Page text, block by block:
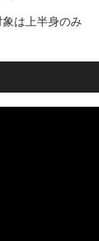
象は上半身のみ